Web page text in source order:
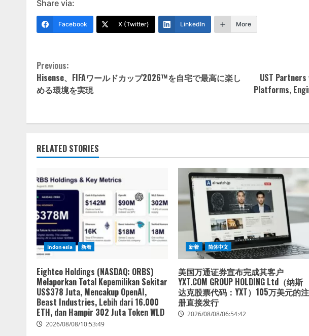
Share via:
Facebook X (Twitter) LinkedIn More
Continue
Reading
Previous:
Hisense、FIFAワールドカップ2026™を自宅で最高に楽し
める環境を実現
UST
Platforms,
RELATED STORIES
Indonesia 新着
Eightco Holdings (NASDAQ: ORBS)
Melaporkan Total Kepemilikan Sekitar
US$378 Juta, Mencakup OpenAI,
Beast Industries, Lebih dari 16.000
ETH, dan Hampir 302 Juta Token WLD
2026/08/08/10:53:49
新着 简体中文
美国万通证券宣布完成其客户
YXT.COM GROUP HOLDING Ltd（纳斯
达克股票代码：YXT）105万美元的注
册直接发行
2026/08/08/06:54:42